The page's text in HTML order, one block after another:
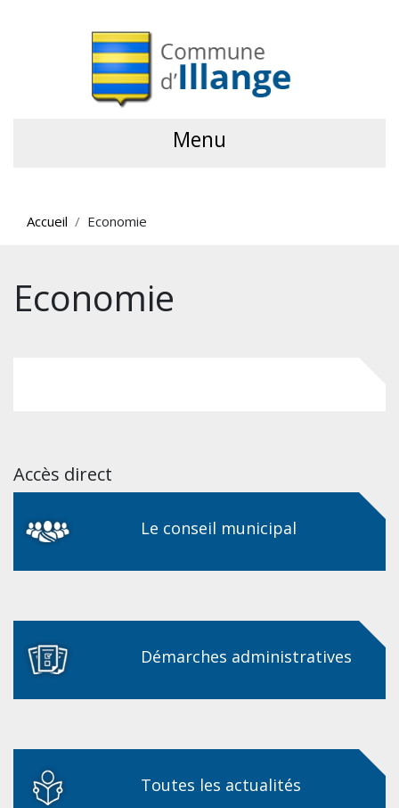
Menu
Accueil Economie
Economie
Accès direct
Le conseil municipal
Démarches administratives
Toutes les actualités